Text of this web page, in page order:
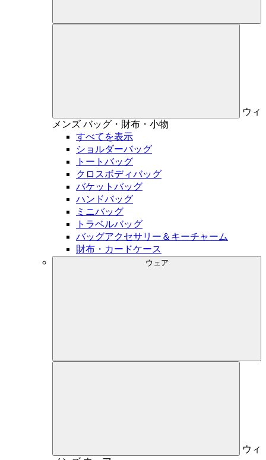
ウィ
メンズ バッグ・財布・小物
すべてを表示
ショルダーバッグ
トートバッグ
クロスボディバッグ
バケットバッグ
ハンドバッグ
ミニバッグ
トラベルバッグ
バッグアクセサリー＆キーチャーム
財布・カードケース
ウェア
ウィ